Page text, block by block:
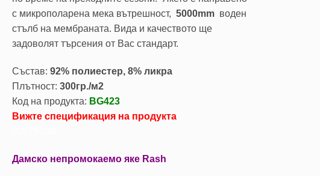
с микрополарена мека вътрешност, 5000mm воден
стълб на мембраната. Вида и качеството ще
задоволят търсения от Вас стандарт.
Състав: 92% полиестер, 8% ликра
Плътност: 300гр./м2
Код на продукта: BG423
Вижте спецификация на продукта
Дамско непромокаемо яке Rash